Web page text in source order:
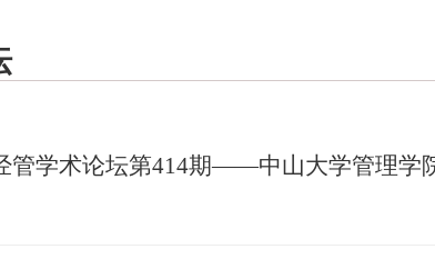
管学术论坛第414期——中山大学管理学